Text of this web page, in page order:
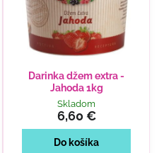
Darinka džem extra -
Jahoda 1kg
Skladom
6,60 €
Do košíka